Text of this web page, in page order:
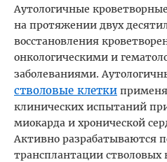
Аутологичные
на протяжении двух
восстановления
онкологическими и
заболеваниями.
стволовые клетки
клинических испытаний
миокарда и хронической
Активно разрабатываются
трансплантации стволовых